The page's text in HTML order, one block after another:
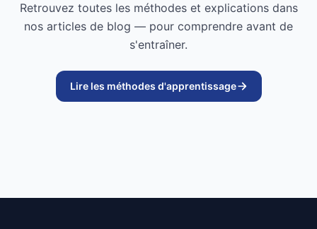
Retrouvez toutes les méthodes et explications dans
nos articles de blog — pour comprendre avant de
s'entraîner.
Lire les méthodes d'apprentissage